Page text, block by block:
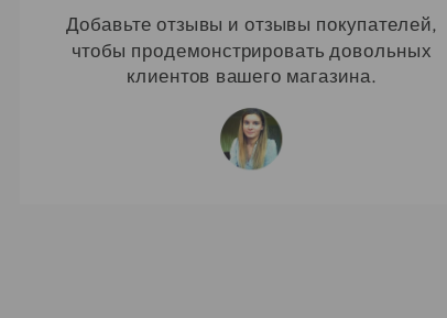
Добавьте отзывы и отзывы покупателей,
чтобы продемонстрировать довольных
клиентов вашего магазина.